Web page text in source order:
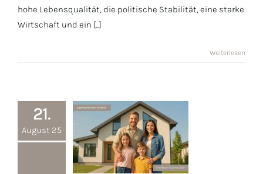
hohe Lebensqualität, die politische Stabilität, eine starke
Wirtschaft und ein [...]
Weiterlesen
21.
August 25